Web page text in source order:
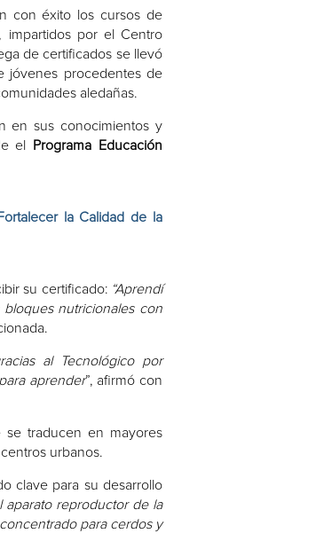
con éxito los cursos de
impartidos por el Centro
de certificados se llevó
jóvenes procedentes de
aledañas.
en sus conocimientos y
el Programa Educación
la Calidad de la
su certificado: “Aprendí
nutricionales con
al Tecnológico por
aprender”, afirmó con
se traducen en mayores
urbanos.
clave para su desarrollo
aparato reproductor de la
para cerdos y